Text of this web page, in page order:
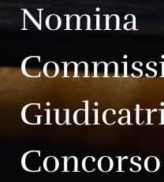
Nomina